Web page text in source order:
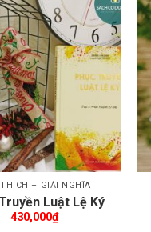
Thêm wishlist
– GIẢI NGHĨA
Luật Lệ Ký
430,000₫